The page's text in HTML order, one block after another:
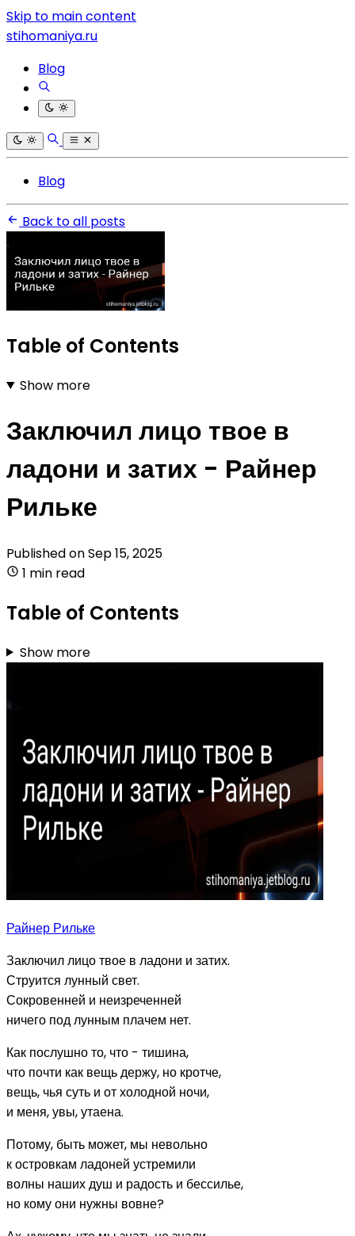
Skip to main content
stihomaniya.ru
Blog
Blog
Back to all posts
Table of Contents
Show more
Заключил лицо твое в
ладони и затих - Райнер
Рильке
Published onSep 15, 2025
1 min read
Table of Contents
Show more
Райнер Рильке
Заключил лицо твое в ладони и затих.
Струится лунный свет.
Сокровенней и неизреченней
ничего под лунным плачем нет.
Как послушно то, что - тишина,
что почти как вещь держу, но кротче,
вещь, чья суть и от холодной ночи,
и меня, увы, утаена.
Потому, быть может, мы невольно
к островкам ладоней устремили
волны наших душ и радость и бессилье,
но кому они нужны вовне?